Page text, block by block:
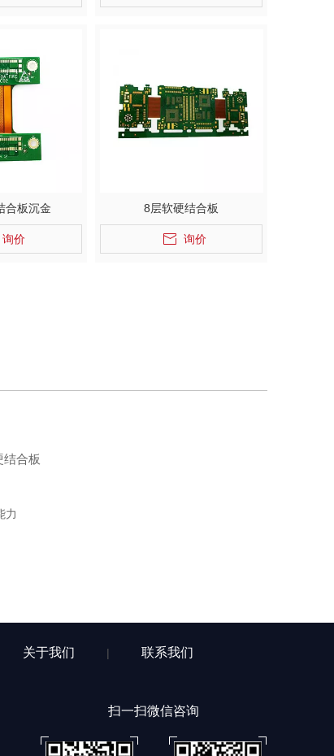
合板沉金
询价
8层软硬结合板
询价
结合板
力
关于我们 | 联系我们
扫一扫微信咨询